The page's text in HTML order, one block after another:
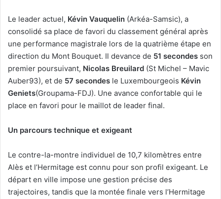
Le leader actuel, Kévin Vauquelin (Arkéa-Samsic), a
consolidé sa place de favori du classement général après
une performance magistrale lors de la quatrième étape en
direction du Mont Bouquet. Il devance de 51 secondes son
premier poursuivant, Nicolas Breuilard (St Michel – Mavic
Auber93), et de 57 secondes le Luxembourgeois Kévin
Geniets(Groupama-FDJ). Une avance confortable qui le
place en favori pour le maillot de leader final.
Un parcours technique et exigeant
Le contre-la-montre individuel de 10,7 kilomètres entre
Alès et l’Hermitage est connu pour son profil exigeant. Le
départ en ville impose une gestion précise des
trajectoires, tandis que la montée finale vers l’Hermitage